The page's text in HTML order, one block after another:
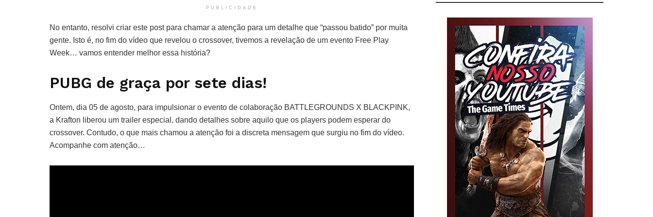
PUBLICIDADE
No entanto, resolvi criar este post para chamar a atenção para um detalhe que “passou batido” por muita
gente. Isto é, no fim do vídeo que revelou o crossover, tivemos a revelação de um evento Free Play
Week… vamos entender melhor essa história?
PUBG de graça por sete dias!
Ontem, dia 05 de agosto, para impulsionar o evento de colaboração BATTLEGROUNDS X BLACKPINK,
a Krafton liberou um trailer especial, dando detalhes sobre aquilo que os players podem esperar do
crossover. Contudo, o que mais chamou a atenção foi a discreta mensagem que surgiu no fim do vídeo.
Acompanhe com atenção…